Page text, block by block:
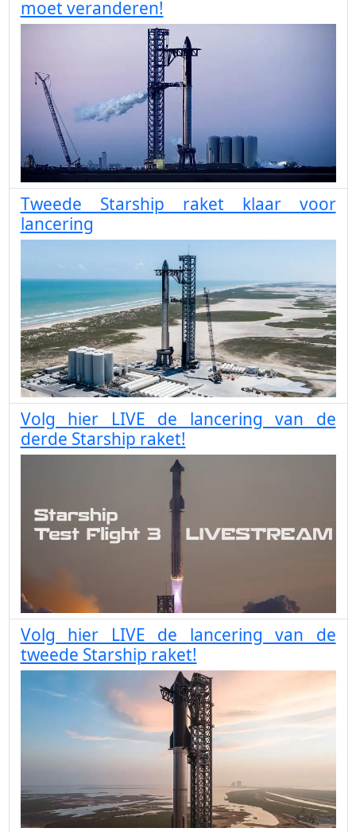
moet veranderen!
Tweede Starship raket klaar voor
lancering
Volg hier LIVE de lancering van de
derde Starship raket!
Volg hier LIVE de lancering van de
tweede Starship raket!